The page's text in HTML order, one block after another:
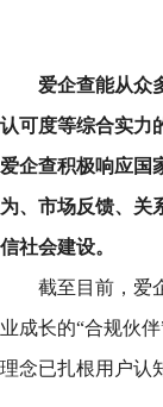
爱企查能从众
认可度等综合实力
爱企查积极响应国
为、市场反馈、关
信社会建设。
截至目前，爱
业成长的“合规伙
理念已扎根用户认